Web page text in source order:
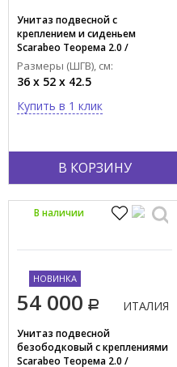
Красный
Желтый
Показать все
Тип поверхности
Матовый
Материал
Пластик
Фаянс/пластик/металл
Металл
Фарфор
Фарфор/ пластик
В КОРЗИНУ
Унитаз подвесной с
креплением и сиденьем
Scarabeo Теорема 2.0 /
TEOREMA 2.0
5126TW/B49+8305/B49+10050/A
Размеры (ШГВ), см:
36 x 52 x 42.5
Купить в 1 клик
54 000 ИТАЛИЯ
Унитаз подвесной
безободковый с креплениями
Scarabeo Теорема 2.0 /
В наличии
НОВИНКА